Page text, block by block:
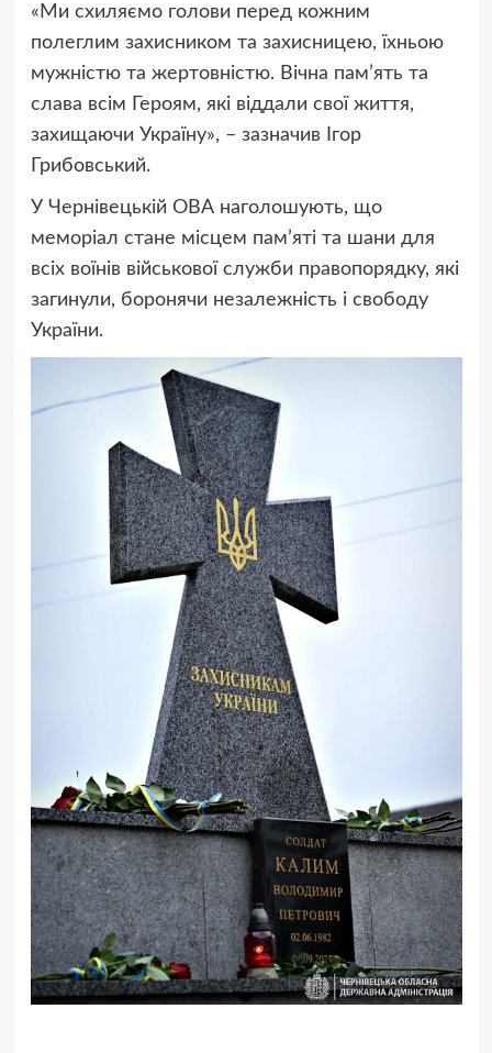
«Ми схиляємо голови перед кожним
полеглим захисником та захисницею, їхньою
мужністю та жертовністю. Вічна пам’ять та
слава всім Героям, які віддали свої життя,
захищаючи Україну», – зазначив Ігор
Грибовський.
У Чернівецькій ОВА наголошують, що
меморіал стане місцем пам’яті та шани для
всіх воїнів військової служби правопорядку, які
загинули, боронячи незалежність і свободу
України.